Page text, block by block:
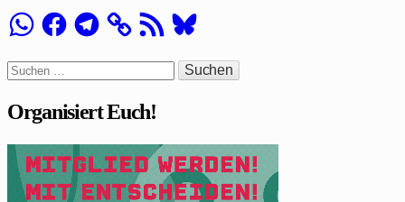
WhatsApp
FacebookTelegram RSS-
Feed
Bluesky
Suchen
nach:
Organisiert Euch!